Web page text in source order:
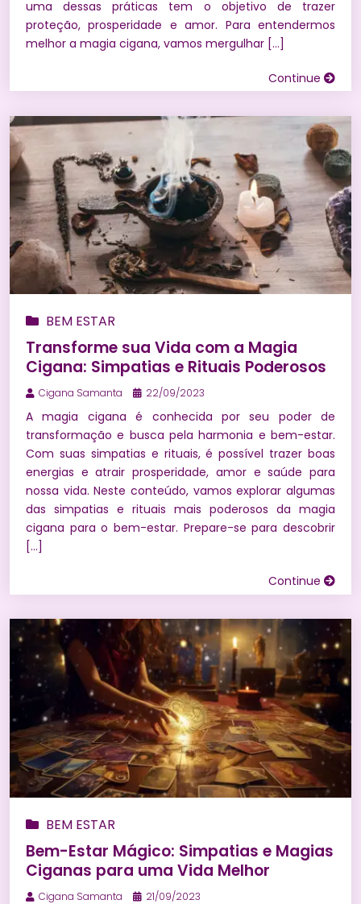
uma dessas práticas tem o objetivo de trazer
proteção, prosperidade e amor. Para entendermos
melhor a magia cigana, vamos mergulhar […]
Continue
BEM ESTAR
Transforme sua Vida com a Magia
Cigana: Simpatias e Rituais Poderosos
Cigana Samanta 22/09/2023
A magia cigana é conhecida por seu poder de
transformação e busca pela harmonia e bem-estar.
Com suas simpatias e rituais, é possível trazer boas
energias e atrair prosperidade, amor e saúde para
nossa vida. Neste conteúdo, vamos explorar algumas
das simpatias e rituais mais poderosos da magia
cigana para o bem-estar. Prepare-se para descobrir
[…]
Continue
BEM ESTAR
Bem-Estar Mágico: Simpatias e Magias
Ciganas para uma Vida Melhor
Cigana Samanta 21/09/2023